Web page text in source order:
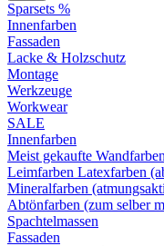
Sparsets %
Innenfarben
Fassaden
Lacke & Holzschutz
Montage
Werkzeuge
Workwear
SALE
Innenfarben
Meist gekaufte Wandfarben
Leimfarben Latexfarben
Mineralfarben
Abtönfarben (zum selber
Spachtelmassen
Fassaden